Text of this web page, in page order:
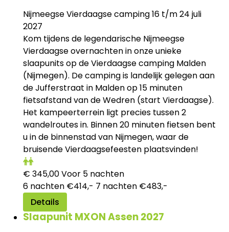
Nijmeegse Vierdaagse camping 16 t/m 24 juli
2027
Kom tijdens de legendarische Nijmeegse
Vierdaagse overnachten in onze unieke
slaapunits op de Vierdaagse camping Malden
(Nijmegen). De camping is landelijk gelegen aan
de Jufferstraat in Malden op 15 minuten
fietsafstand van de Wedren (start Vierdaagse).
Het kampeerterrein ligt precies tussen 2
wandelroutes in. Binnen 20 minuten fietsen bent
u in de binnenstad van Nijmegen, waar de
bruisende Vierdaagsefeesten plaatsvinden!
€ 345,00Voor 5 nachten
6 nachten €414,- 7 nachten €483,-
Details
Slaapunit MXON Assen 2027